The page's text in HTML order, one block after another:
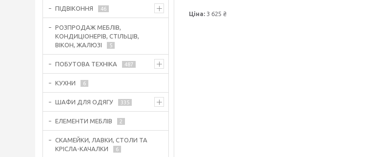
Ціна: 3 625 ₴
ПІДВІКОННЯ 46
РОЗПРОДАЖ МЕБЛІВ,
КОНДИЦІОНЕРІВ, СТІЛЬЦІВ,
ВІКОН, ЖАЛЮЗІ
5
ПОБУТОВА ТЕХНІКА 487
КУХНИ 6
ШАФИ ДЛЯ ОДЯГУ 335
ЕЛЕМЕНТИ МЕБЛІВ 2
СКАМЕЙКИ, ЛАВКИ, СТОЛИ ТА
КРІСЛА-КАЧАЛКИ
6